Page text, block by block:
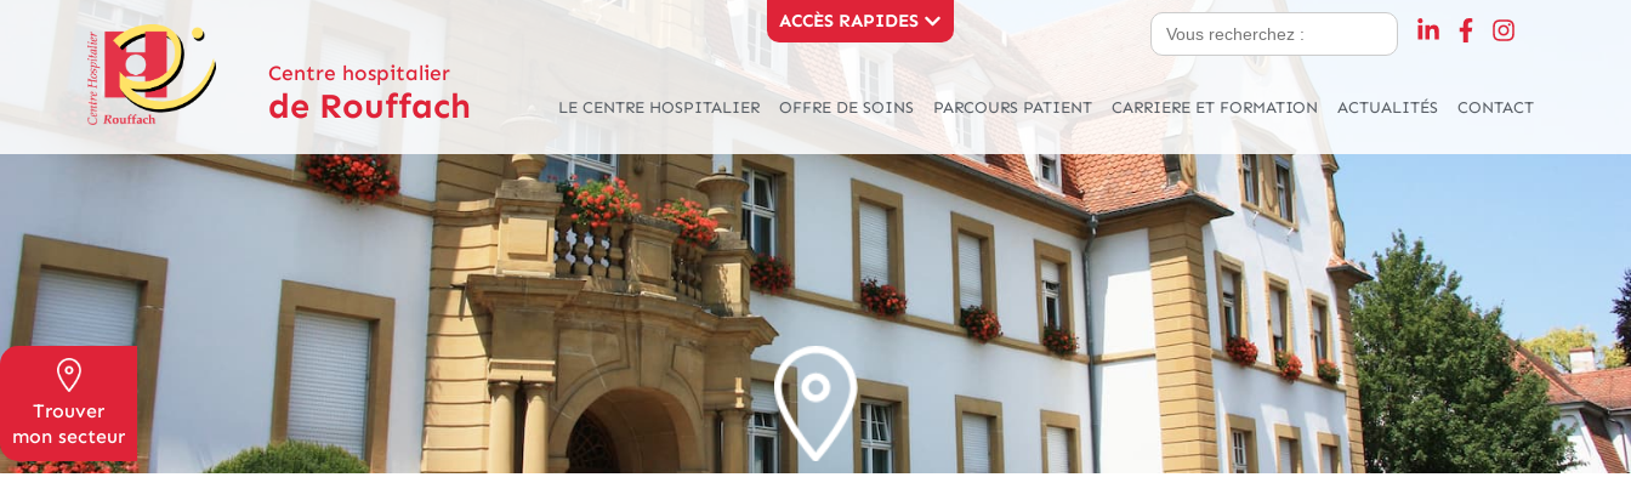
Centre hospitalier
de Rouffach
ACCÈS RAPIDES
Search
for:
LE CENTRE HOSPITALIER OFFRE DE SOINS PARCOURS PATIENT CARRIERE ET FORMATION ACTUALITÉS CONTACT
Trouver
mon secteur